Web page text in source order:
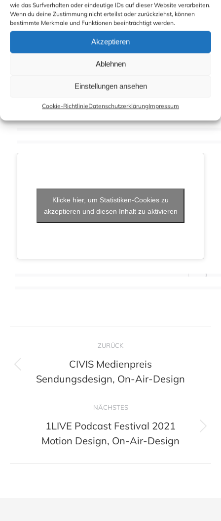
wie das Surfverhalten oder eindeutige IDs auf dieser Website verarbeiten.
Wenn du deine Zustimmung nicht erteilst oder zurückziehst, können
bestimmte Merkmale und Funktionen beeinträchtigt werden.
Akzeptieren
Ablehnen
Einstellungen ansehen
Cookie-RichtlinieDatenschutzerklärungImpressum
Webdesign 2020
Klicke hier, um Statistiken-Cookies zu
akzeptieren und diesen Inhalt zu aktivieren
ZURÜCK
Previous
project:
CIVIS Medienpreis
Sendungsdesign, On-Air-Design
NÄCHSTES
Next
project:
1LIVE Podcast Festival 2021
Motion Design, On-Air-Design